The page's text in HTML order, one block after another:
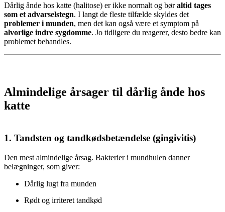
Dårlig ånde hos katte (halitose) er ikke normalt og børaltid tages
som et advarselstegn. I langt de fleste tilfælde skyldes det
problemer i munden, men det kan også være et symptom på
alvorlige indre sygdomme. Jo tidligere du reagerer, desto bedre kan
problemet behandles.
Almindelige årsager til dårlig ånde hos
katte
1. Tandsten og tandkødsbetændelse (gingivitis)
Den mest almindelige årsag. Bakterier i mundhulen danner
belægninger, som giver:
Dårlig lugt fra munden
Rødt og irriteret tandkød